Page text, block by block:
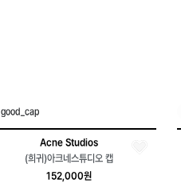
good_cap
Acne Studios
(희귀)아크네스튜디오 캡
152,000원